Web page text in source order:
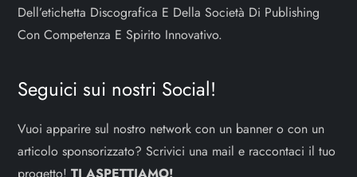
Dell’etichetta Discografica E Della Società Di Publishing
Con Competenza E Spirito Innovativo.
Seguici sui nostri Social!
Vuoi apparire sul nostro network con un banner o con un
articolo sponsorizzato? Scrivici una mail e raccontaci il tuo
progetto!TI ASPETTIAMO!